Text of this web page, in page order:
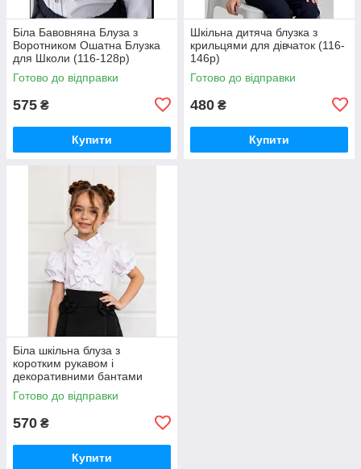
Біла Бавовняна Блуза з
Воротником Ошатна Блузка
для Школи (116-128р)
Готово до відправки
575 ₴
Купити
Шкільна дитяча блузка з
крильцями для дівчаток (116-
146р)
Готово до відправки
480 ₴
Купити
Біла шкільна блуза з
коротким рукавом і
декоративними бантами
(116-140р).
Готово до відправки
570 ₴
Купити